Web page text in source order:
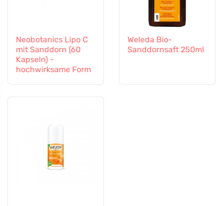
Neobotanics Lipo C
mit Sanddorn (60
Kapseln) -
hochwirksame Form
Weleda Bio-
Sanddornsaft 250ml